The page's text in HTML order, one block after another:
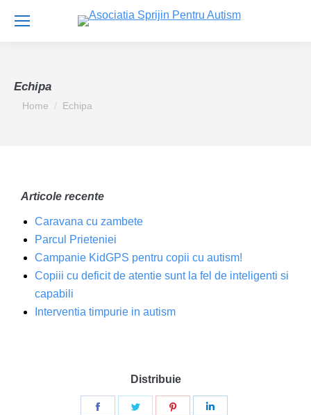
Echipa
You are here:
Home Echipa
Articole recente
Caravana cu zambete
Parcul Prieteniei
Campanie KidGPS pentru copii cu autism!
Copiii cu deficit de atentie sunt la fel de inteligenti si
capabili
Interventia timpurie in autism
Distribuie